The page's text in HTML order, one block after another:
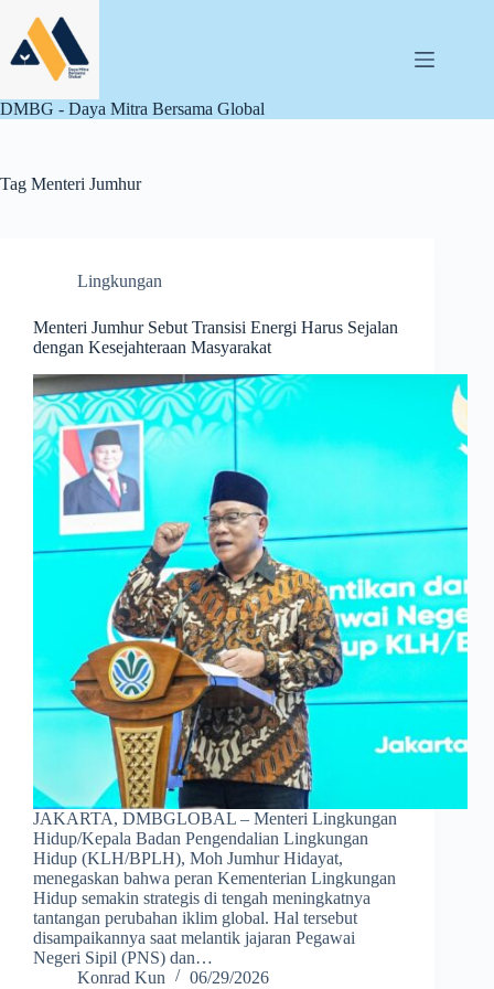
content
DMBG - Daya Mitra Bersama Global
Tag Menteri Jumhur
Lingkungan
Menteri Jumhur Sebut Transisi Energi Harus Sejalan
dengan Kesejahteraan Masyarakat
JAKARTA, DMBGLOBAL – Menteri Lingkungan
Hidup/Kepala Badan Pengendalian Lingkungan
Hidup (KLH/BPLH), Moh Jumhur Hidayat,
menegaskan bahwa peran Kementerian Lingkungan
Hidup semakin strategis di tengah meningkatnya
tantangan perubahan iklim global. Hal tersebut
disampaikannya saat melantik jajaran Pegawai
Negeri Sipil (PNS) dan…
Konrad Kun
06/29/2026